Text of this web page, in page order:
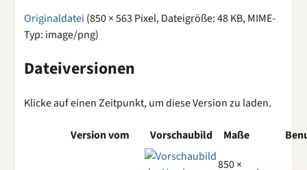
Originaldatei (850 × 563 Pixel, Dateigröße: 48 KB, MIME-
Typ: image/png)
Dateiversionen
Klicke auf einen Zeitpunkt, um diese Version zu laden.
Version vom Vorschaubild Maße
850 ×